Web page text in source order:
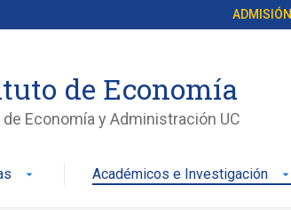
ADMISIÓN
de Economía
de Economía y Administración UC
arrow_drop_down Académicos e Investigación arrow_drop_down